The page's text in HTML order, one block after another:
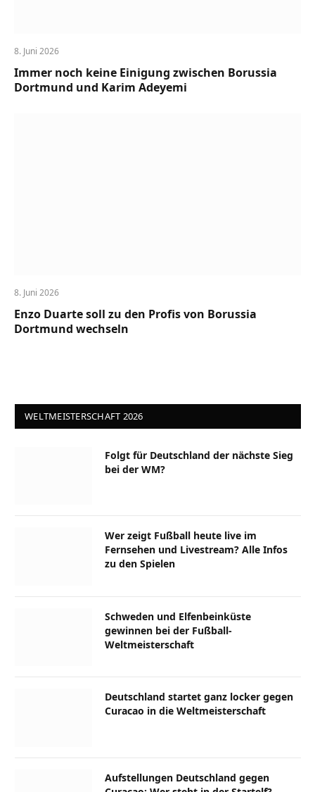
8. Juni 2026
Immer noch keine Einigung zwischen Borussia
Dortmund und Karim Adeyemi
8. Juni 2026
Enzo Duarte soll zu den Profis von Borussia
Dortmund wechseln
WELTMEISTERSCHAFT 2026
Folgt für Deutschland der nächste Sieg
bei der WM?
Wer zeigt Fußball heute live im
Fernsehen und Livestream? Alle Infos
zu den Spielen
Schweden und Elfenbeinküste
gewinnen bei der Fußball-
Weltmeisterschaft
Deutschland startet ganz locker gegen
Curacao in die Weltmeisterschaft
Aufstellungen Deutschland gegen